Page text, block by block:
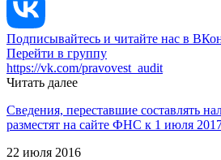
Подписывайтесь и читайте нас в
Перейти в группу
https://vk.com/pravovest_audit
Читать далее
Сведения, переставшие составлять
разместят на сайте ФНС к 1 июля
22 июля 2016